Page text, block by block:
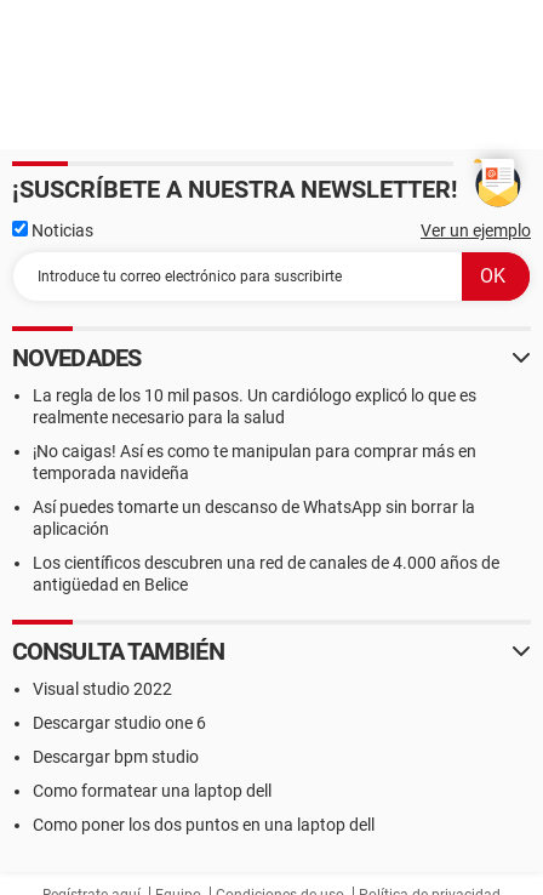
¡SUSCRÍBETE A NUESTRA NEWSLETTER!
Noticias Ver un ejemplo
NOVEDADES
La regla de los 10 mil pasos. Un cardiólogo explicó lo que es
realmente necesario para la salud
¡No caigas! Así es como te manipulan para comprar más en
temporada navideña
Así puedes tomarte un descanso de WhatsApp sin borrar la
aplicación
Los científicos descubren una red de canales de 4.000 años de
antigüedad en Belice
CONSULTA TAMBIÉN
Visual studio 2022
Descargar studio one 6
Descargar bpm studio
Como formatear una laptop dell
Como poner los dos puntos en una laptop dell